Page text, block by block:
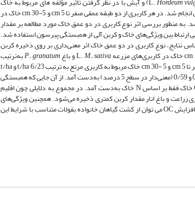
(مقدار ماسه، رس، سیلت، N، P، K، OC، EC وpH ) در منطقه علا شهرستان سمنان انجام شد. در هر کاربری از دو طبقه عمقی صفر تا cm 5 و cm 30-5 خاک در
نمونه برداشتی، اندازه­‌گیری شد. به منظور بررسی اثر نوع کاربری در دو عمق خاک مورد مطالعه بر مقدار
ارتباط بین ویژگی­‌های خاک و کربن آلی از همبستگی پیرسون استفاده شد.
نتایج، نوع کاربری در دو عمق خاک اثر معنی­‌داری بر روی ذخیره کربن
M. sativa و باغP. granatum به‌ترتیب
Ton/ha 16/14 و Ton/ha 68/11 است. کم­ترین مقدار ذخیره کربن در عمق‌های صفر تا cm 5 و cm 30- 5 خاک مربوط به کاربری مرتع به ترتیب t/ha 6/23 و t/ha
16/58 است. ضریب همبستگی پیرسون بین کربن آلی و N و P به ترتیب با r برابر 0/8 و 0/59 (معنی‌دار در سطح 5 درصد) به­‌دست آمد. از آن جایی که همبستگی
OC و P کم است، بنابراین، در بررسی رگرسیون حذف شد و در رابطه نهایی، OC خاک فقط بر اساس N خاک به‌­دست آمد. در مجموع به دلایلی چون اقلیم
و باغ انار مقدار کربن کمتری ذخیره می­‌شود. همچنین ویژگی‌های
خاک به جز ازت اثر معنی‌­داری بر روی ذخیره کربن آلی خاک ندارند. بنابراین برای افزایش OC می توان از کشت گیاهان خانواده بقولات متناسب با شرایط این